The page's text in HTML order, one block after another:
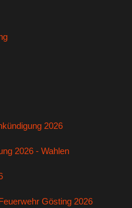
2026
2026 - Wahlen
Gösting 2026